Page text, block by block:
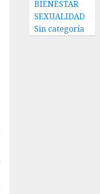
BIENESTAR
SEXUALIDAD
Sin categoría